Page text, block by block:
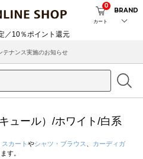
カート
0
BRAND
ナンス実施のお知らせ
ュール）/ホワイト/白系
スカート やシャツ・ブラウス
カーディガ
す。